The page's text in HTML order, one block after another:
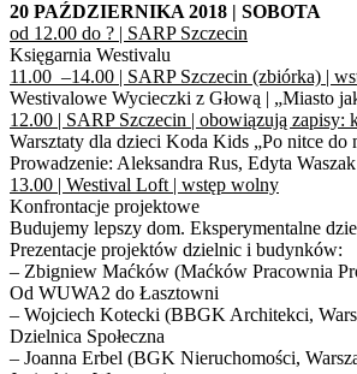
20 PAŹDZIERNIKA 2018 | SOBOTA
od 12.00 do ? | SARP Szczecin
Księgarnia Westivalu
11.00 –14.00 | SARP Szczecin (zbiórka) |
Westivalowe Wycieczki z Głową | „Miasto
12.00 | SARP Szczecin | obowiązują zapisy:
Warsztaty dla dzieci Koda Kids „Po nitce do
Prowadzenie: Aleksandra Rus, Edyta Waszak
13.00 | Westival Loft | wstęp wolny
Konfrontacje projektowe
Budujemy lepszy dom. Eksperymentalne
Prezentacje projektów dzielnic i budynków:
– Zbigniew Maćków (Maćków Pracownia
Od WUWA2 do Łasztowni
– Wojciech Kotecki (BBGK Architekci,
Dzielnica Społeczna
– Joanna Erbel (BGK Nieruchomości,